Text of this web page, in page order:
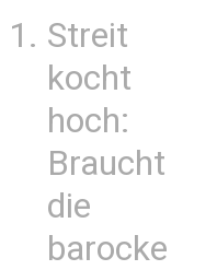
Streit
kocht
hoch:
Braucht
die
barocke